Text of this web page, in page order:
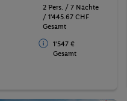
2 Pers. / 7 Nächte
/ 1'445.67 CHF
Gesamt
1'547 €
Gesamt